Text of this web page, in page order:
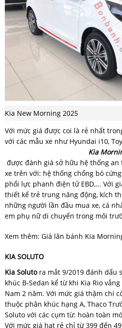
Kia New Morning 2025
Với mức giá được coi là rẻ nhất
với các mẫu xe như Hyundai i10,
Kia
được đánh giá sở hữu hệ thống an
xe trên với: hệ thống chống bó
phối lực phanh điện tử EBD,... Với
thiết kế trẻ trung năng động, kích
những người lần đầu mua xe, cá
em phụ nữ di chuyển trong môi
Xem thêm: Giá lăn bánh Kia
KIA SOLUTO
Kia Solutora mắt 9/2019 đánh dấu
khúc B-Sedan kể từ khi Kia Rio
Nam 2 năm. Với mức giá thậm chí
thuộc phân khúc hạng A, Thaco
Soluto với các cụm từ: hoàn toàn
Với mức giá hạt rẻ chỉ từ 399 đến